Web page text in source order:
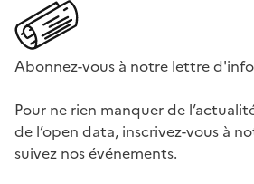
Abonnez-vous à notre lettre
Pour ne rien manquer de
de l’open data, inscrivez-vous à
suivez nos événements.